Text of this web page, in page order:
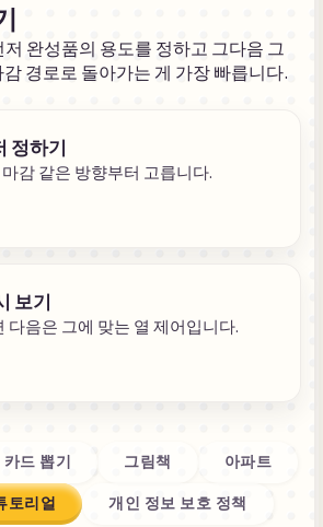
완성품의 용도를 정하고 그다음 그
경로로 돌아가는 게 가장 빠릅니다.
정하기
감 같은 방향부터 고릅니다.
보기
다음은 그에 맞는 열 제어입니다.
카드 뽑기 그림책 아파트
토리얼 개인 정보 보호 정책